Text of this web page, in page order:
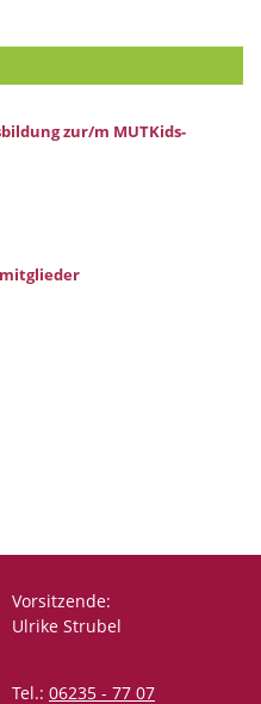
zur/m MUTKids-
Vorsitzende:
Ulrike Strubel
Tel.: 06235 - 77 07